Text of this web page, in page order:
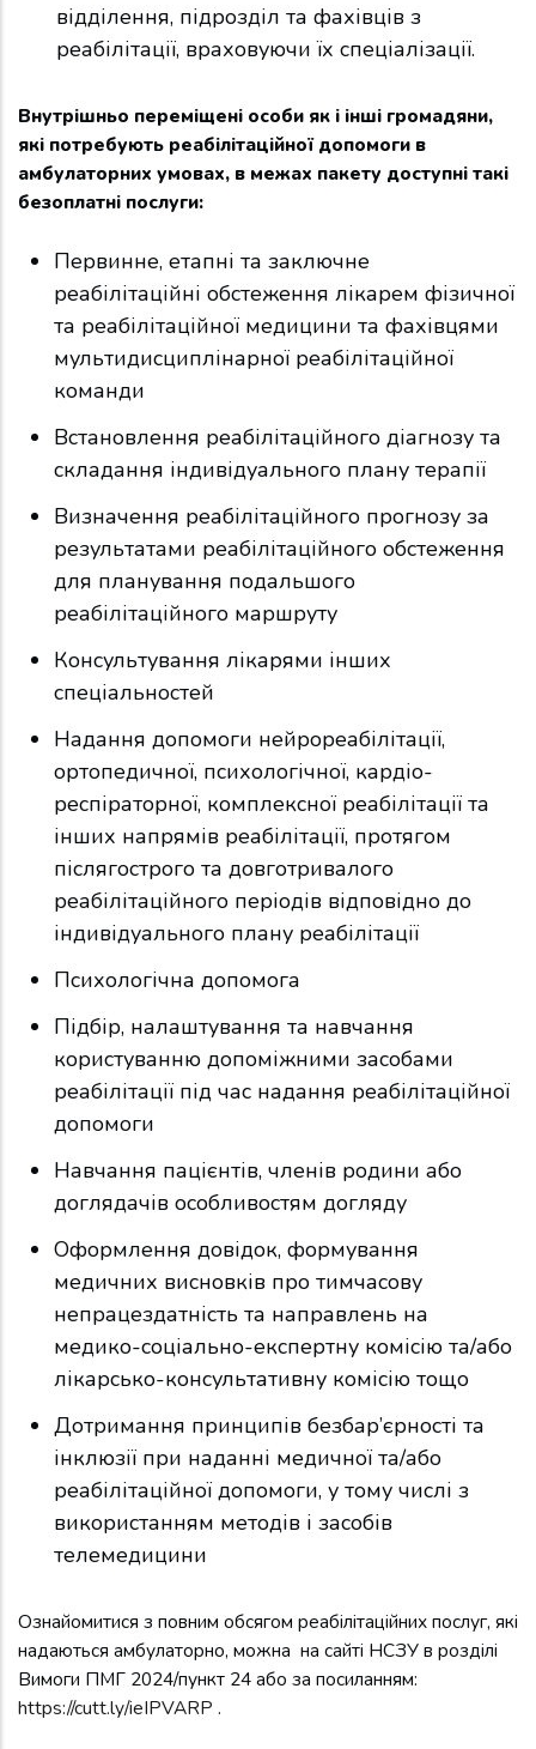
відділення, підрозділ та фахівців з
реабілітації, враховуючи їх спеціалізації.
Внутрішньо переміщені особи як і інші громадяни,
які потребують реабілітаційної допомоги в
амбулаторних умовах, в межах пакету доступні такі
безоплатні послуги:
Первинне, етапні та заключне
реабілітаційні обстеження лікарем фізичної
та реабілітаційної медицини та фахівцями
мультидисциплінарної реабілітаційної
команди
Встановлення реабілітаційного діагнозу та
складання індивідуального плану терапії
Визначення реабілітаційного прогнозу за
результатами реабілітаційного обстеження
для планування подальшого
реабілітаційного маршруту
Консультування лікарями інших
спеціальностей
Надання допомоги нейрореабілітації,
ортопедичної, психологічної, кардіо-
респіраторної, комплексної реабілітації та
інших напрямів реабілітації, протягом
післягострого та довготривалого
реабілітаційного періодів відповідно до
індивідуального плану реабілітації
Психологічна допомога
Підбір, налаштування та навчання
користуванню допоміжними засобами
реабілітації під час надання реабілітаційної
допомоги
Навчання пацієнтів, членів родини або
доглядачів особливостям догляду
Оформлення довідок, формування
медичних висновків про тимчасову
непрацездатність та направлень на
медико-соціально-експертну комісію та/або
лікарсько-консультативну комісію тощо
Дотримання принципів безбар’єрності та
інклюзії при наданні медичної та/або
реабілітаційної допомоги, у тому числі з
використанням методів і засобів
телемедицини
Ознайомитися з повним обсягом реабілітаційних послуг, які
надаються амбулаторно, можна на сайті НСЗУ в розділі
Вимоги ПМГ 2024/пункт 24 або за посиланням:
https://cutt.ly/ieIPVARP .